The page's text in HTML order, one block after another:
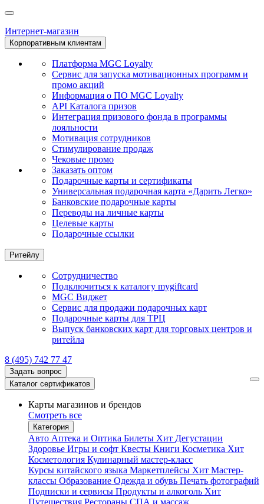
Интернет-магазин
Корпоративным клиентам
Платформа MGC Loyalty
Сервис для запуска мотивационных программ и
промо акций
Информация о ПО MGC Loyalty
API Каталога призов
Интеграция призового фонда в программы
лояльности
Мотивация сотрудников
Стимулирование продаж
Чековые промо
Заказать оптом
Подарочные карты и сертификаты
Универсальная подарочная карта «Дарить Легко»
Банковские подарочные карты
Переводы на личные карты
Целевые карты
Подарочные ссылки
Ритейлу
Сотрудничество
Подключиться к каталогу mygiftcard
MGC Виджет
Сервис для продажи подарочных карт
Подарочные карты для ТРЦ
Выпуск банковских карт для торговых центров и
ритейла
8 (495) 742 77 47
Задать вопрос
Каталог сертификатов
Карты магазинов и брендов
Смотреть все
Категория
Авто Аптека и Оптика Билеты Хит Дегустации
Здоровье Игры и софт Квесты Книги Косметика Хит
Косметология Кулинарный мастер-класс
Курсы китайского языка Маркетплейсы Хит Мастер-
классы Образование Одежда и обувь Печать фотографий
Подписки и сервисы Продукты и алкоголь Хит
Путешествия Рестораны СПА и массаж